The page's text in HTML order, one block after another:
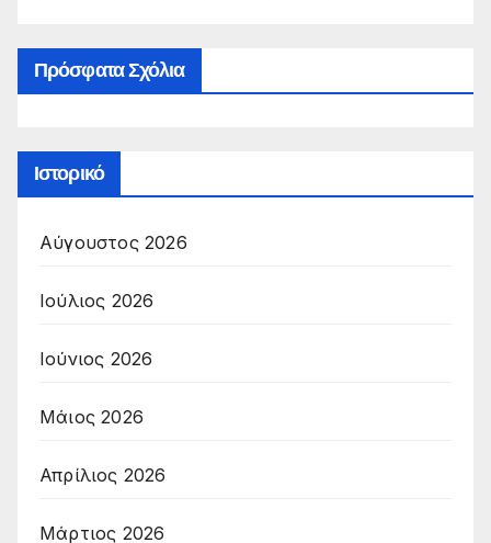
Πρόσφατα Σχόλια
Ιστορικό
Αύγουστος 2026
Ιούλιος 2026
Ιούνιος 2026
Μάιος 2026
Απρίλιος 2026
Μάρτιος 2026